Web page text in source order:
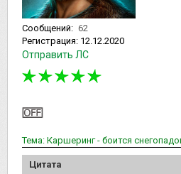
Сообщений: 62
Регистрация: 12.12.2020
Отправить ЛС
Тема: Каршеринг - боится
Цитата